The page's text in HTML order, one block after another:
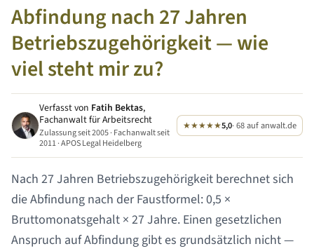
Abfindung nach 27 Jahren
Betriebszugehörigkeit — wie
viel steht mir zu?
Verfasst von Fatih Bektas,
Fachanwalt für Arbeitsrecht
Zulassung seit 2005 · Fachanwalt seit
2011 · APOS Legal Heidelberg
★★★★★5,0· 68 auf anwalt.de
Nach 27 Jahren Betriebszugehörigkeit berechnet sich
die Abfindung nach der Faustformel: 0,5 ×
Bruttomonatsgehalt × 27 Jahre. Einen gesetzlichen
Anspruch auf Abfindung gibt es grundsätzlich nicht —